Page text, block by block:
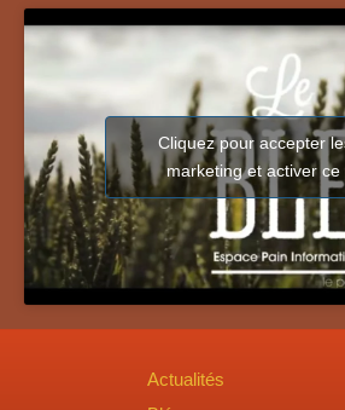
Cliquez pour accepter
marketing et activer ce
Actualités